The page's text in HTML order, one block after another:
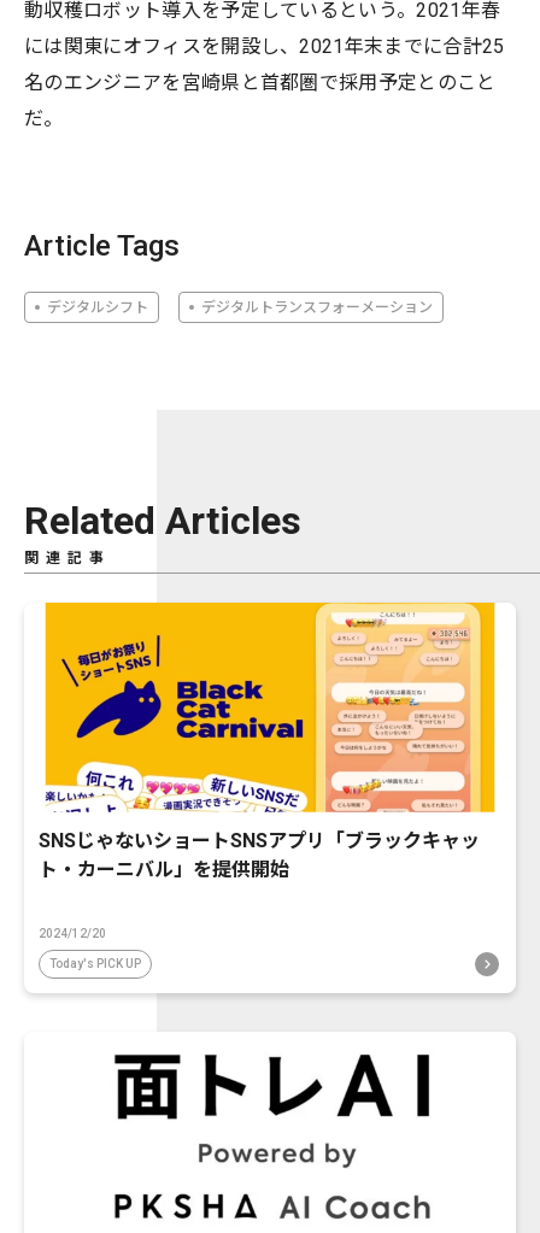
動収穫ロボット導入を予定しているという。2021年春
には関東にオフィスを開設し、2021年末までに合計25
名のエンジニアを宮崎県と首都圏で採用予定とのこと
だ。
Article Tags
デジタルシフト デジタルトランスフォーメーション
Related Articles
関連記事
SNSじゃないショートSNSアプリ「ブラックキャッ
ト・カーニバル」を提供開始
2024/12/20
Today's PICK UP